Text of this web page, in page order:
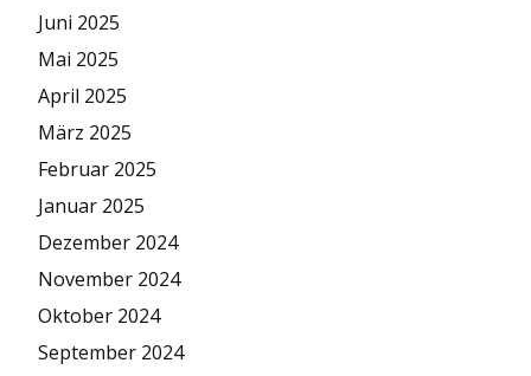
Juni 2025
Mai 2025
April 2025
März 2025
Februar 2025
Januar 2025
Dezember 2024
November 2024
Oktober 2024
September 2024